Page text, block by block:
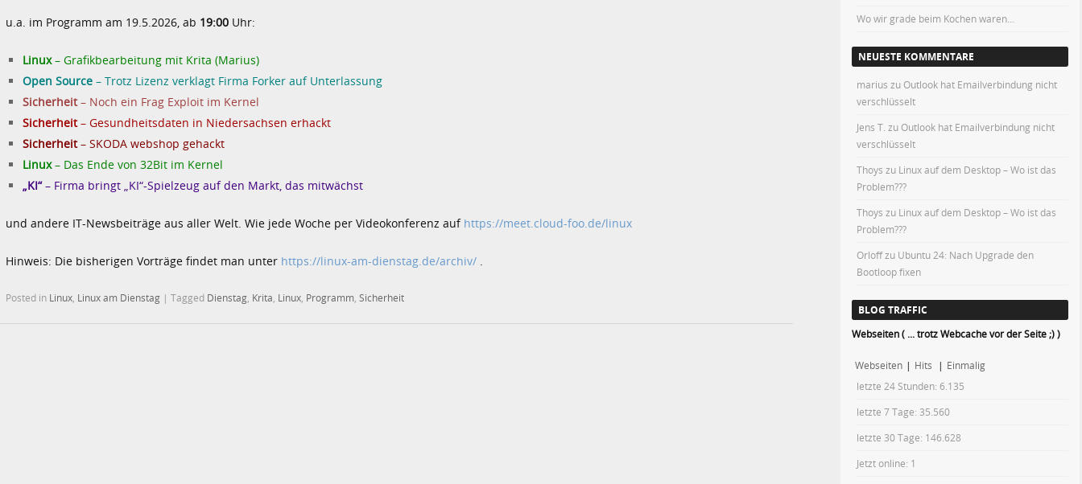
u.a. im Programm am 19.5.2026, ab 19:00 Uhr:
Linux– Grafikbearbeitung mit Krita (Marius)
Open Source – Trotz Lizenz verklagt Firma Forker auf Unterlassung
Sicherheit– Noch ein Frag Exploit im Kernel
Sicherheit– Gesundheitsdaten in Niedersachsen erhackt
Sicherheit– SKODA webshop gehackt
Linux– Das Ende von 32Bit im Kernel
„KI“– Firma bringt „KI“-Spielzeug auf den Markt, das mitwächst
und andere IT-Newsbeiträge aus aller Welt. Wie jede Woche per Videokonferenz auf https://meet.cloud-foo.de/linux
Hinweis: Die bisherigen Vorträge findet man unter https://linux-am-dienstag.de/archiv/ .
Posted in Linux Linux am Dienstag | Tagged Dienstag Krita Linux Programm Sicherheit
Wo wir grade beim Kochen waren…
NEUESTE KOMMENTARE
marius zuOutlook hat Emailverbindung nicht
verschlüsselt
Jens T. zuOutlook hat Emailverbindung nicht
verschlüsselt
Thoys zu Linux auf dem Desktop – Wo ist das
Problem???
Thoys zu Linux auf dem Desktop – Wo ist das
Problem???
Orloffzu Ubuntu 24: Nach Upgrade den
Bootloop fixen
BLOG TRAFFIC
Webseiten ( ... trotz Webcache vor der Seite ;) )
Webseiten | Hits | Einmalig
letzte 24 Stunden:6.135
letzte 7 Tage: 35.560
letzte 30 Tage: 146.628
Jetzt online: 1